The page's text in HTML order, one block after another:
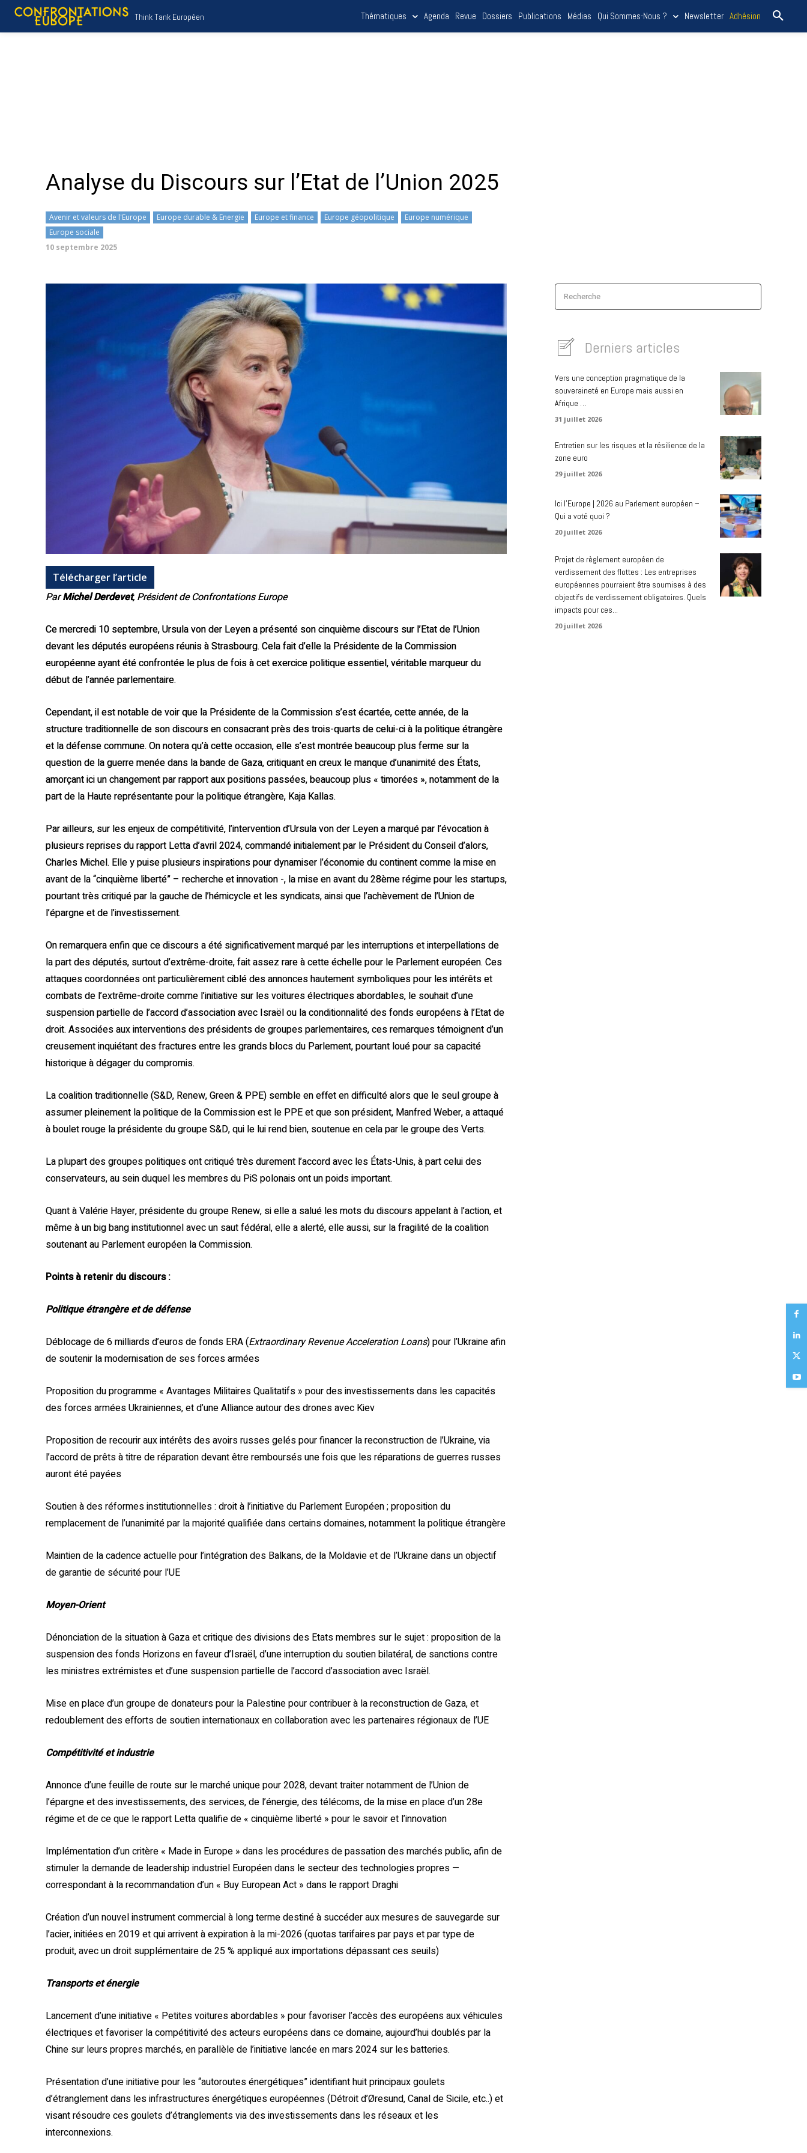
Think Tank Européen Thématiques Agenda Revue Dossiers Publications Médias Qui Sommes-Nous ? Newsletter Adhésion
Analyse du Discours sur l’Etat de l’Union 2025
Avenir et valeurs de l'Europe Europe durable & Energie Europe et finance Europe géopolitique
Europe numérique
Europe sociale
10 septembre 2025
Télécharger l’article
ParMichel Derdevet, Président de Confrontations Europe
Ce mercredi 10 septembre, Ursula von der Leyen a présenté son cinquième discours sur l’Etat de l’Union
devant les députés européens réunis à Strasbourg. Cela fait d’elle la Présidente de la Commission
européenne ayant été confrontée le plus de fois à cet exercice politique essentiel, véritable marqueur du
début de l’année parlementaire.
Cependant, il est notable de voir que la Présidente de la Commission s’est écartée, cette année, de la
structure traditionnelle de son discours en consacrant près des trois-quarts de celui-ci à la politique étrangère
et la défense commune. On notera qu’à cette occasion, elle s’est montrée beaucoup plus ferme sur la
question de la guerre menée dans la bande de Gaza, critiquant en creux le manque d’unanimité des États,
amorçant ici un changement par rapport aux positions passées, beaucoup plus « timorées », notamment de la
part de la Haute représentante pour la politique étrangère, Kaja Kallas.
Par ailleurs, sur les enjeux de compétitivité, l’intervention d’Ursula von der Leyen a marqué par l’évocation à
plusieurs reprises du rapport Letta d’avril 2024, commandé initialement par le Président du Conseil d’alors,
Charles Michel. Elle y puise plusieurs inspirations pour dynamiser l’économie du continent comme la mise en
avant de la “cinquième liberté” – recherche et innovation -, la mise en avant du 28ème régime pour les startups,
pourtant très critiqué par la gauche de l’hémicycle et les syndicats, ainsi que l’achèvement de l’Union de
l’épargne et de l’investissement.
On remarquera enfin que ce discours a été significativement marqué par les interruptions et interpellations de
la part des députés, surtout d’extrême-droite, fait assez rare à cette échelle pour le Parlement européen. Ces
attaques coordonnées ont particulièrement ciblé des annonces hautement symboliques pour les intérêts et
combats de l’extrême-droite comme l’initiative sur les voitures électriques abordables, le souhait d’une
suspension partielle de l’accord d’association avec Israël ou la conditionnalité des fonds européens à l’Etat de
droit. Associées aux interventions des présidents de groupes parlementaires, ces remarques témoignent d’un
creusement inquiétant des fractures entre les grands blocs du Parlement, pourtant loué pour sa capacité
historique à dégager du compromis.
La coalition traditionnelle (S&D, Renew, Green & PPE) semble en effet en difficulté alors que le seul groupe à
assumer pleinement la politique de la Commission est le PPE et que son président, Manfred Weber, a attaqué
à boulet rouge la présidente du groupe S&D, qui le lui rend bien, soutenue en cela par le groupe des Verts.
La plupart des groupes politiques ont critiqué très durement l’accord avec les États-Unis, à part celui des
conservateurs, au sein duquel les membres du PiS polonais ont un poids important.
Quant à Valérie Hayer, présidente du groupe Renew, si elle a salué les mots du discours appelant à l’action, et
même à un big bang institutionnel avec un saut fédéral, elle a alerté, elle aussi, sur la fragilité de la coalition
soutenant au Parlement européen la Commission.
Points à retenir du discours :
Politique étrangère et de défense
Déblocage de 6 milliards d’euros de fonds ERA (Extraordinary Revenue Acceleration Loans) pour l’Ukraine afin
de soutenir la modernisation de ses forces armées
Proposition du programme « Avantages Militaires Qualitatifs » pour des investissements dans les capacités
des forces armées Ukrainiennes, et d’une Alliance autour des drones avec Kiev
Proposition de recourir aux intérêts des avoirs russes gelés pour financer la reconstruction de l’Ukraine, via
l’accord de prêts à titre de réparation devant être remboursés une fois que les réparations de guerres russes
auront été payées
Soutien à des réformes institutionnelles : droit à l’initiative du Parlement Européen ; proposition du
remplacement de l’unanimité par la majorité qualifiée dans certains domaines, notamment la politique étrangère
Maintien de la cadence actuelle pour l’intégration des Balkans, de la Moldavie et de l’Ukraine dans un objectif
de garantie de sécurité pour l’UE
Moyen-Orient
Dénonciation de la situation à Gaza et critique des divisions des Etats membres sur le sujet : proposition de la
suspension des fonds Horizons en faveur d’Israël, d’une interruption du soutien bilatéral, de sanctions contre
les ministres extrémistes et d’une suspension partielle de l’accord d’association avec Israël.
Mise en place d’un groupe de donateurs pour la Palestine pour contribuer à la reconstruction de Gaza, et
redoublement des efforts de soutien internationaux en collaboration avec les partenaires régionaux de l’UE
Compétitivité et industrie
Annonce d’une feuille de route sur le marché unique pour 2028, devant traiter notamment de l’Union de
l’épargne et des investissements, des services, de l’énergie, des télécoms, de la mise en place d’un 28e
régime et de ce que le rapport Letta qualifie de « cinquième liberté » pour le savoir et l’innovation
Implémentation d’un critère « Made in Europe » dans les procédures de passation des marchés public, afin de
stimuler la demande de leadership industriel Européen dans le secteur des technologies propres —
correspondant à la recommandation d’un « Buy European Act » dans le rapport Draghi
Création d’un nouvel instrument commercial à long terme destiné à succéder aux mesures de sauvegarde sur
l’acier, initiées en 2019 et qui arrivent à expiration à la mi-2026 (quotas tarifaires par pays et par type de
produit, avec un droit supplémentaire de 25 % appliqué aux importations dépassant ces seuils)
Transports et énergie
Lancement d’une initiative « Petites voitures abordables » pour favoriser l’accès des européens aux véhicules
électriques et favoriser la compétitivité des acteurs européens dans ce domaine, aujourd’hui doublés par la
Chine sur leurs propres marchés, en parallèle de l’initiative lancée en mars 2024 sur les batteries.
Présentation d’une initiative pour les “autoroutes énergétiques” identifiant huit principaux goulets
d’étranglement dans les infrastructures énergétiques européennes (Détroit d’Øresund, Canal de Sicile, etc..) et
visant résoudre ces goulets d’étranglements via des investissements dans les réseaux et les
interconnexions.
Recherche
Derniers articles
Vers une conception pragmatique de la
souveraineté en Europe mais aussi en
Afrique …
31 juillet 2026
Entretien sur les risques et la résilience de la
zone euro
29 juillet 2026
Ici l’Europe | 2026 au Parlement européen –
Qui a voté quoi ?
20 juillet 2026
Projet de règlement européen de
verdissement des flottes : Les entreprises
européennes pourraient être soumises à des
objectifs de verdissement obligatoires. Quels
impacts pour ces...
20 juillet 2026